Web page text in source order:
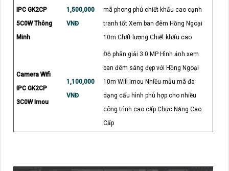
IPC GK2CP
5C0W Thông
Minh
1,500,000
VNĐ
mã phong phú chiết khấu cao cạnh
tranh tốt Xem ban đêm Hồng Ngoại
10m Chất lượng Chiết khấu cao
Camera Wifi
IPC GK2CP
3C0W Imou
1,100,000
VNĐ
Độ phân giải 3.0 MP Hình ảnh xem
ban đêm sáng đẹp với Hồng Ngoại
10m Wifi Imou Nhiều mẫu mã đa
dạng cấu hình phù hợp cho nhiều
công trình cao cấp Chức Năng Cao
Cấp